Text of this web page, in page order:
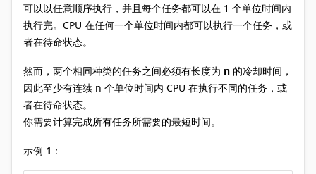
可以以任意顺序执行，并且每个任务都可以在 1 个单位时间内
执行完。CPU 在任何一个单位时间内都可以执行一个任务，或
者在待命状态。
然而，两个相同种类的任务之间必须有长度为 n 的冷却时间，
因此至少有连续 n 个单位时间内 CPU 在执行不同的任务，或
者在待命状态。
你需要计算完成所有任务所需要的最短时间。
示例 1：